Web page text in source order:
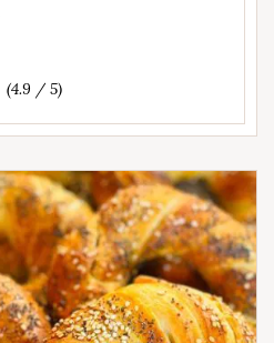
(4.9 / 5)